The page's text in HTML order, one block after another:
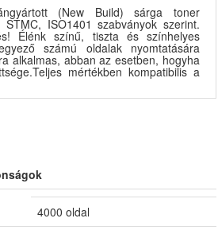
(New Build) sárga toner
ISO1401 szabványok szerint.
Élénk színű, tiszta és színhelyes
számú oldalak nyomtatására
alkalmas, abban az esetben, hogyha
mértékben kompatibilis a
4000 oldal